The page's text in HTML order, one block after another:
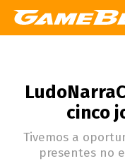
cinco
Tivemos a
presentes no